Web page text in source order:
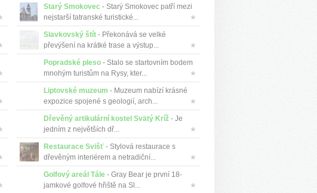
Starý Smokovec - Starý Smokovec patří mezi
nejstarší tatranské turistické...
★
Slavkovský štít- Překonává se velké
převýšení na krátké trase a výstup...
★
Popradské pleso- Stalo se startovním bodem
mnohým turistům na Rysy, kter...
★
Liptovské muzeum - Muzeum nabízí krásné
expozice spojené s geologií, arch...
★
Dřevěný artikulární kostel Svätý Kríž- Je
jedním z největších dř...
★
Restaurace Svišť- Stylová restaurace s
dřevěným interiérem a netradiční...
★
Golfový areál Tále- Gray Bear je první 18-
jamkové golfové hřiště na Sl...
★